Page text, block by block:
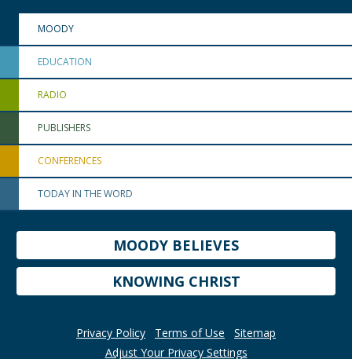
MOODY
EDUCATION
RADIO
PUBLISHERS
CONFERENCES
TODAY IN THE WORD
MOODY BELIEVES
KNOWING CHRIST
Privacy Policy Terms of Use
Sitemap
Adjust Your Privacy Settings